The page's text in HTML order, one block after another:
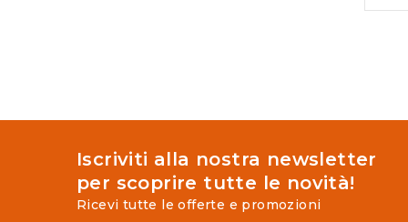
out
Iscriviti alla nostra newsletter
per scoprire tutte le novità!
Ricevi tutte le offerte e promozioni